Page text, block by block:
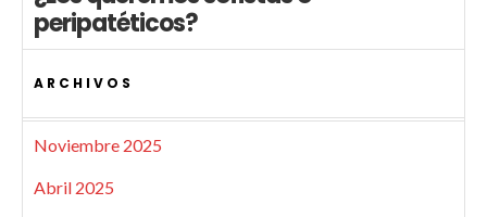
peripatéticos?
ARCHIVOS
Noviembre 2025
Abril 2025